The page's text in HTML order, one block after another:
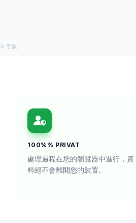
字數
100%% PRIVAT
處理過程在您的瀏覽器中進行，資
料絕不會離開您的裝置。